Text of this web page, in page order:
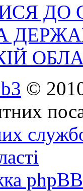
ДО
©
phpBB